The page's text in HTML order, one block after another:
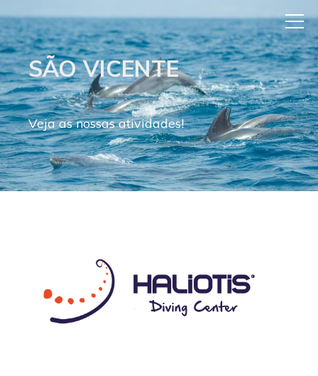
SÃO VICENTE
Veja as nossas atividades!